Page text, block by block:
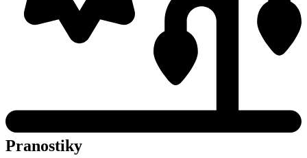
Pranostiky